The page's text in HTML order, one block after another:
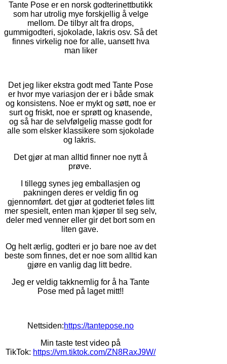
Tante Pose er en norsk godterinettbutikk
som har utrolig mye forskjellig å velge
mellom. De tilbyr alt fra drops,
gummigodteri, sjokolade, lakris osv. Så det
finnes virkelig noe for alle, uansett hva
man liker
Det jeg liker ekstra godt med Tante Pose
er hvor mye variasjon der er i både smak
og konsistens. Noe er mykt og søtt, noe er
surt og friskt, noe er sprøtt og knasende,
og så har de selvfølgelig masse godt for
alle som elsker klassikere som sjokolade
og lakris.
Det gjør at man alltid finner noe nytt å
prøve.
I tillegg synes jeg emballasjen og
pakningen deres er veldig fin og
gjennomført. det gjør at godteriet føles litt
mer spesielt, enten man kjøper til seg selv,
deler med venner eller gir det bort som en
liten gave.
Og helt ærlig, godteri er jo bare noe av det
beste som finnes, det er noe som alltid kan
gjøre en vanlig dag litt bedre.
Jeg er veldig takknemlig for å ha Tante
Pose med på laget mitt!!
Nettsiden:https://tantepose.no
Min taste test video på
TikTok: https://vm.tiktok.com/ZN8RaxJ9W/